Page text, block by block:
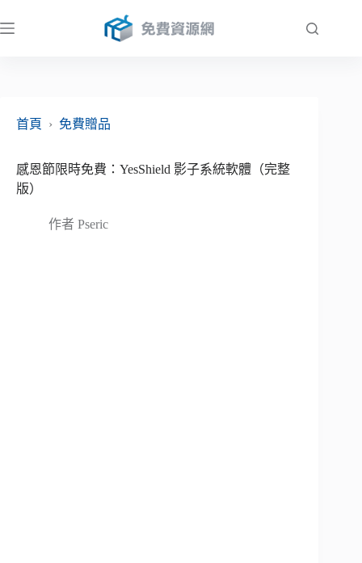
至
首頁
› 免費贈品
感恩節限時免費：YesShield 影子系統軟體（完整
版）
作者 Pseric